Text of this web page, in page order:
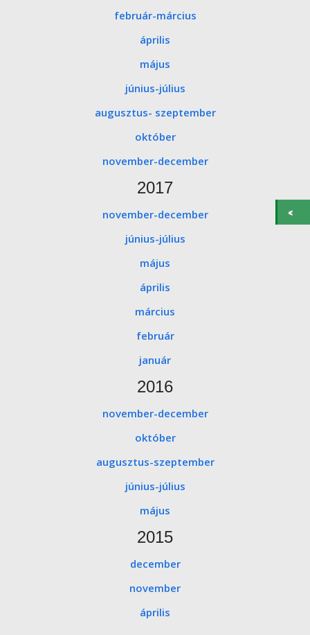
február-március
április
május
június-július
augusztus- szeptember
október
november-december
2017
november-december
június-július
május
április
március
február
január
2016
november-december
október
augusztus-szeptember
június-július
május
2015
december
november
április